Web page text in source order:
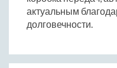
актуальным
долговечности.